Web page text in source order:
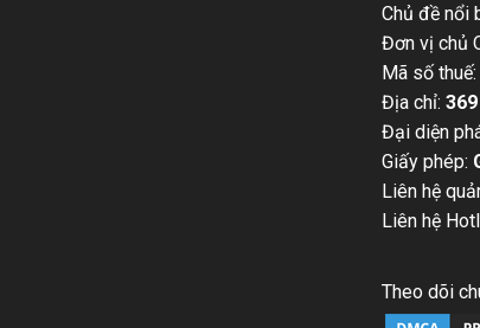
Chủ đề nổi
Đơn vị chủ
Mã số thuế:
Địa chỉ:
Đại diện
Giấy phép:
Liên hệ
Liên hệ
Theo dõi